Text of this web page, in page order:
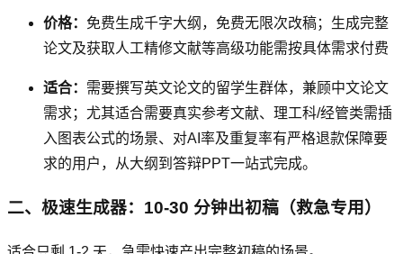
价格： 免费生成千字大纲，免费无限次改稿；生成完整
论文及获取人工精修文献等高级功能需按具体需求付费
适合： 需要撰写英文论文的留学生群体，兼顾中文论文
需求；尤其适合需要真实参考文献、理工科/经管类需插
入图表公式的场景、对AI率及重复率有严格退款保障要
求的用户，从大纲到答辩PPT一站式完成。
二、极速生成器：10-30 分钟出初稿（救急专用）